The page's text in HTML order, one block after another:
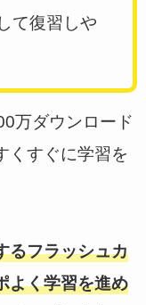
て復習しや
万ダウンロード
くすぐに学習を
るフラッシュカ
よく学習を進め